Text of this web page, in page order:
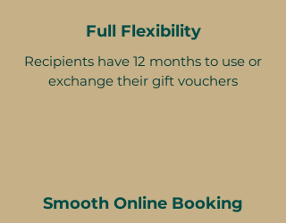
Full Flexibility
Recipients have 12 months to use or
exchange their gift vouchers
Smooth Online Booking